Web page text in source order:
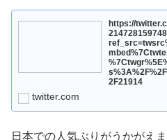
https://
2F21914
twitter.com
日本での人気ぶりがうかがえま